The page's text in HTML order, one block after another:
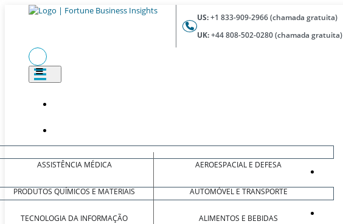
US:+1 833-909-2966 (chamada gratuita)
UK:+44 808-502-0280 (chamada gratuita)
ASSISTÊNCIA MÉDICA
PRODUTOS QUÍMICOS E MATERIAIS
TECNOLOGIA DA INFORMAÇÃO
AEROESPACIAL E DEFESA
AUTOMÓVEL E TRANSPORTE
ALIMENTOS E BEBIDAS